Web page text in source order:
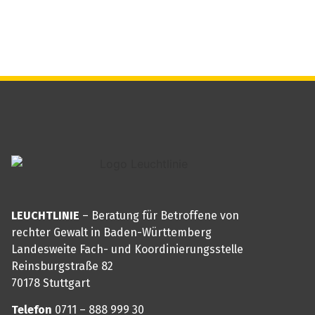
LEUCHTLINIE – Beratung für Betroffene von
rechter Gewalt in Baden-Württemberg
Landesweite Fach- und Koordinierungsstelle
Reinsburgstraße 82
70178 Stuttgart
Telefon 0711 – 888 999 30